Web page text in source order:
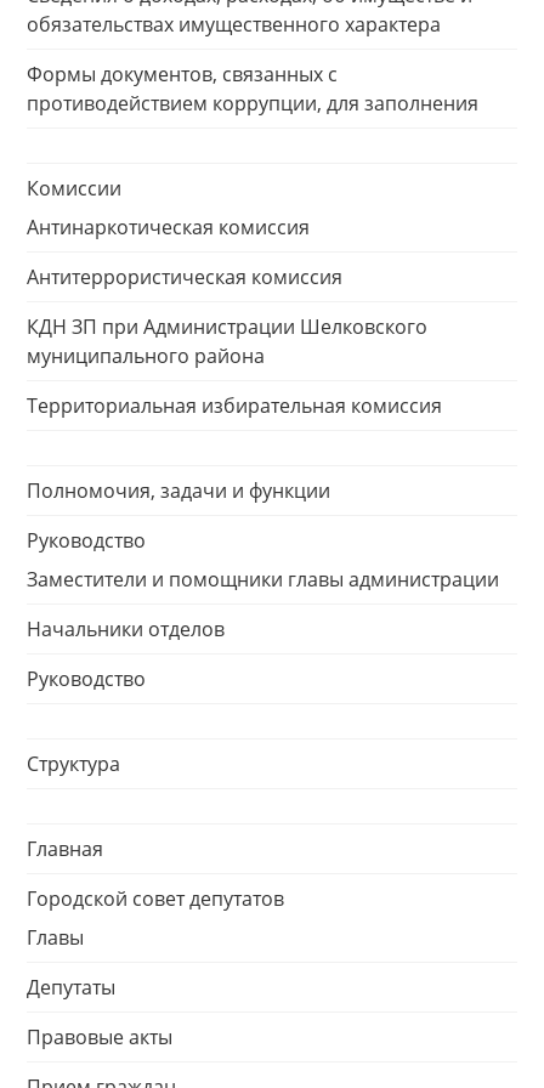
обязательствах имущественного характера
Формы документов, связанных с
противодействием коррупции, для заполнения
Комиссии
Антинаркотическая комиссия
Антитеррористическая комиссия
КДН ЗП при Администрации Шелковского
муниципального района
Территориальная избирательная комиссия
Полномочия, задачи и функции
Руководство
Заместители и помощники главы администрации
Начальники отделов
Руководство
Структура
Главная
Городской совет депутатов
Главы
Депутаты
Правовые акты